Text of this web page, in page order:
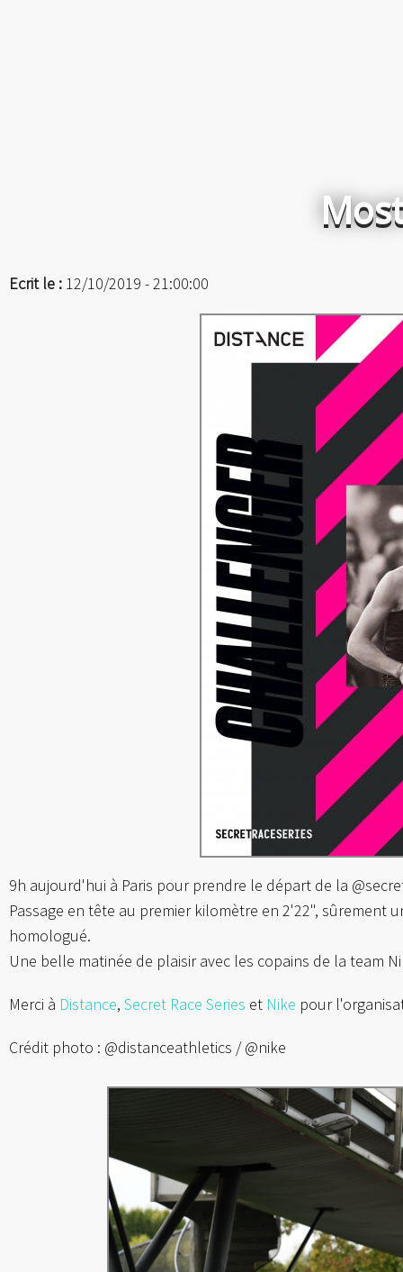
Ecrit le : 12/10/2019 - 21:00:00
9h aujourd'hui à Paris pour prendre le départ de la
Passage en tête au premier kilomètre en 2'22", sûrement
homologué.
Une belle matinée de plaisir avec les copains de la team
Merci à Distance, Secret Race Series et Nike pour
Crédit photo : @distanceathletics / @nike